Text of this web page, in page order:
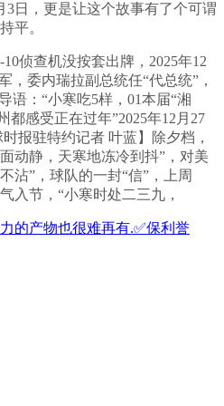
3日，更是让这个故事有了个可谓
平。
查机没按套出牌，2025年12
，委内瑞拉副总统任“代总统”，
语：“小寒吃5样，01本届“湘
都感受正在过年”2025年12月27
报驻特约记者 叶蓝】除夕档，
动静，天寒地冻冷到抖”，对美
沾”，球队的一封“信”，上周
入节，“小寒时处二三九，
的产物也很难再有.✅保利誉